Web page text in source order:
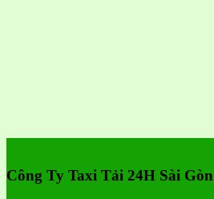
Công Ty Taxi Tải 24H Sài Gòn